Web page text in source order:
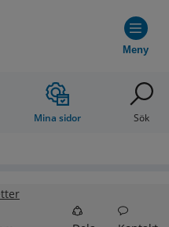
Meny
Mina sidor Sök